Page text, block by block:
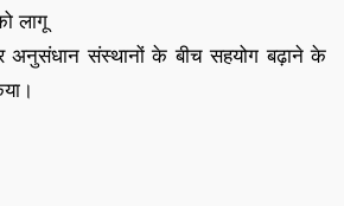
लागू
अनुसंधान संस्थानों के बीच सहयोग बढ़ाने के